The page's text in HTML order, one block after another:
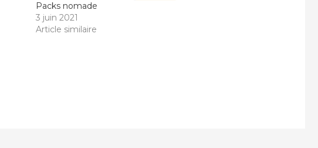
Packs nomade
3 juin 2021
Article similaire